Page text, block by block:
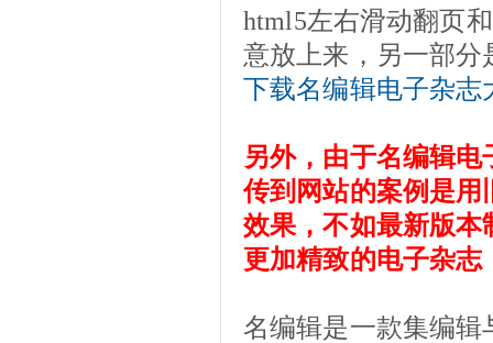
html5左右滑动翻页
意放上来，另一部分
下载名编辑电子杂志
另外，由于名编辑
传到网站的案例是用
效果，不如最新版本
更加精致的电子杂
名编辑是一款集编